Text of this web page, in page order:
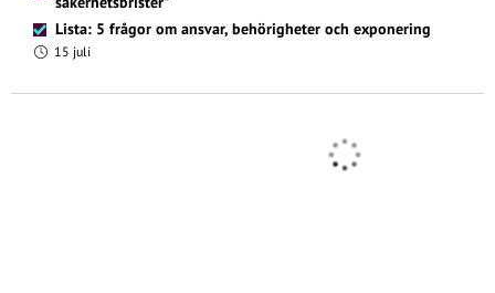
Lista: 5 frågor om ansvar, behörigheter och exponering
15 juli